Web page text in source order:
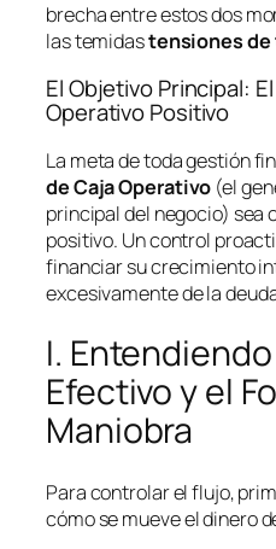
brecha entre estos dos
las temidastensiones
El Objetivo Principal:
Operativo Positivo
La meta de toda gestión
de Caja Operativo (el
principal del negocio)
positivo. Un control
financiar su crecimiento
excesivamente de la
I.
Efectivo y el
Maniobra
Para controlar el flujo,
cómo se mueve el dinero